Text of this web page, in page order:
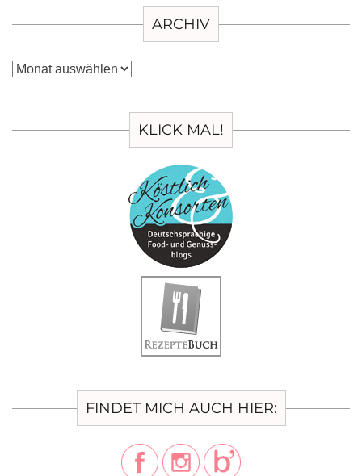
ARCHIV
Archiv
KLICK MAL!
FINDET MICH AUCH HIER: